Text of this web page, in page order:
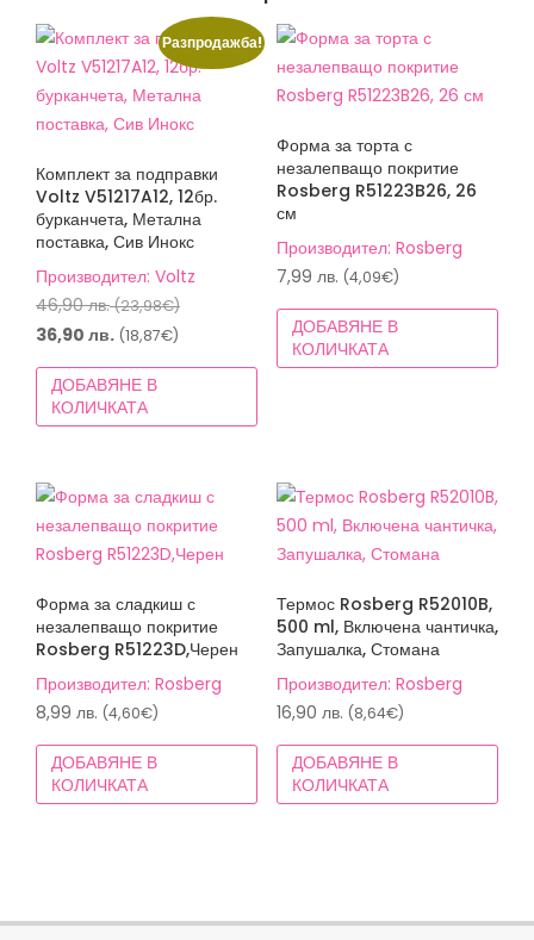
Разпродажба!
Комплект за подправки
Voltz V51217A12, 12бр.
бурканчета, Метална
поставка, Сив Инокс
Производител: Voltz
46,90лв.(23,98€)Original
was:
(23,98€).
36,90 лв. (18,87€)
цена
36,90 лв.
ДОБАВЯНЕ В
КОЛИЧКАТА
Форма за торта с
незалепващо покритие
Rosberg R51223B26, 26
см
Производител: Rosberg
7,99 лв. (4,09€)
ДОБАВЯНЕ В
КОЛИЧКАТА
Форма за сладкиш с
незалепващо покритие
Rosberg R51223D,Черен
Производител: Rosberg
8,99 лв. (4,60€)
ДОБАВЯНЕ В
КОЛИЧКАТА
Термос Rosberg R52010B,
500 ml, Включена чантичка,
Запушалка, Стомана
Производител: Rosberg
16,90 лв. (8,64€)
ДОБАВЯНЕ В
КОЛИЧКАТА